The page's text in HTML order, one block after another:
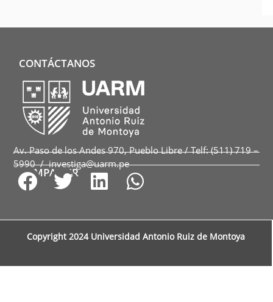
CONTÁCTANOS
Av. Paso de los Andes 970, Pueblo Libre / Telf: (511) 719 –
5990 / investiga@uarm.pe
COMPARTIR
Copyright 2024 Universidad Antonio Ruiz de Montoya